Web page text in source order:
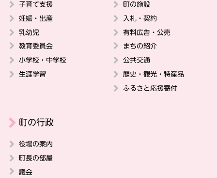
子育て支援
妊娠・出産
乳幼児
教育委員会
小学校・中学校
生涯学習
町の施設
入札・契約
有料広告・公売
まちの紹介
公共交通
歴史・観光・特産品
ふるさと応援寄付
町の行政
役場の案内
町長の部屋
議会